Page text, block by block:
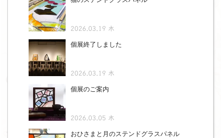
2026.03.19 木
個展終了しました
2026.03.19 木
個展のご案内
2026.03.05 木
おひさまと月のステンドグラスパネル